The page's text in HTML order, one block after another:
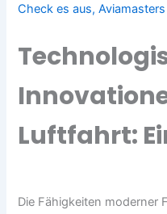
Check es aus,
Luftfahrt:
Die Fähigkeiten moderner